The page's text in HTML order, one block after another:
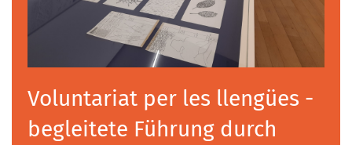
Voluntariat per les llengües -
begleitete Führung durch